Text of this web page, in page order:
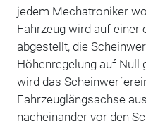
jedem Mechatroniker
Fahrzeug wird auf einer
abgestellt, die
Höhenregelung auf Null
wird das
Fahrzeuglängsachse
nacheinander vor den